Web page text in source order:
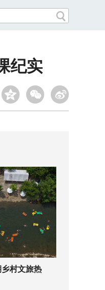
纪实
村文旅热